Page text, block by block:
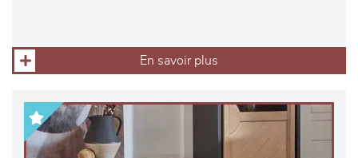
En savoir plus